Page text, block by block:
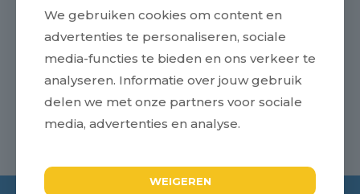
LOCATIE
Verweij Lopik
Bedrijfsweg 9
Lopik, + Google Maps
We gebruiken cookies om content en
advertenties te personaliseren, sociale
media-functies te bieden en ons verkeer te
analyseren. Informatie over jouw gebruik
delen we met onze partners voor sociale
media, advertenties en analyse.
WEIGEREN